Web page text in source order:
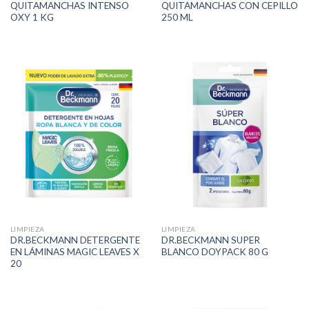
QUITAMANCHAS INTENSO
OXY 1 KG
QUITAMANCHAS CON CEPILLO
250 ML
LIMPIEZA
DR.BECKMANN DETERGENTE
EN LÁMINAS MAGIC LEAVES X
20
LIMPIEZA
DR.BECKMANN SUPER
BLANCO DOYPACK 80 G